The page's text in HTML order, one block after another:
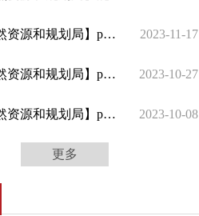
【鹿寨县自然资源和规划局】p（2023）24号土地出让结果表 2023-11-17
【鹿寨县自然资源和规划局】p（2023）25号土地出让结果表 2023-10-27
【鹿寨县自然资源和规划局】p（2023）23号土地出让结果表 2023-10-08
更多